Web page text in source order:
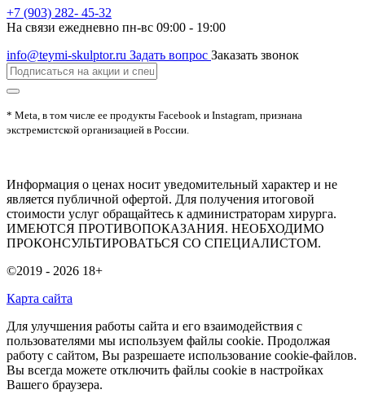
+7 (903) 282- 45-32
На связи ежедневно пн-вс 09:00 - 19:00
info@teymi-skulptor.ru Задать вопрос Заказать звонок
* Meta, в том числе ее продукты Facebook и Instagram, признана
экстремистской организацией в России.
Информация о ценах носит уведомительный характер и не
является публичной офертой. Для получения итоговой
стоимости услуг обращайтесь к администраторам хирурга.
ИМЕЮТСЯ ПРОТИВОПОКАЗАНИЯ. НЕОБХОДИМО
ПРОКОНСУЛЬТИРОВАТЬСЯ СО СПЕЦИАЛИСТОМ.
©2019 - 2026 18+
Карта сайта
Для улучшения работы сайта и его взаимодействия с
пользователями мы используем файлы cookie. Продолжая
работу с сайтом, Вы разрешаете использование cookie-файлов.
Вы всегда можете отключить файлы cookie в настройках
Вашего браузера.